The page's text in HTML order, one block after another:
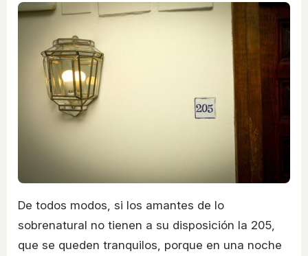
De todos modos, si los amantes de lo
sobrenatural no tienen a su disposición la 205,
que se queden tranquilos, porque en una noche